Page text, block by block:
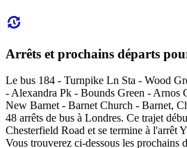
Arrêts et prochains départs
Le bus 184 - Turnpike Ln Sta - Wood
- Alexandra Pk - Bounds Green - Arnos
New Barnet - Barnet Church - Barnet,
48 arrêts de bus à Londres. Ce trajet
Chesterfield Road et se termine à l'arrêt
Vous trouverez ci-dessous les prochains